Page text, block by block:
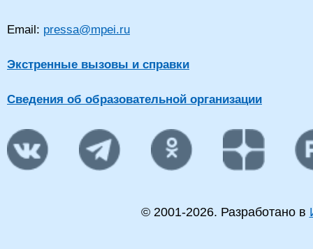
Email: pressa@mpei.ru
Экстренные вызовы и справки
Сведения об образовательной организации
© 2001-2026. Разработано в